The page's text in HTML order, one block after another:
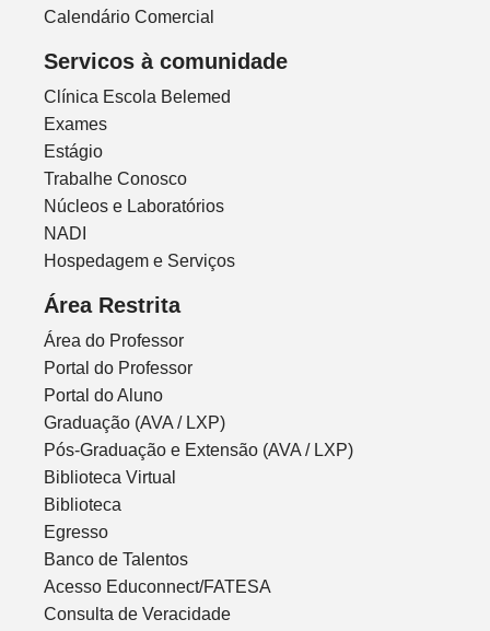
Calendário Comercial
Servicos à comunidade
Clínica Escola Belemed
Exames
Estágio
Trabalhe Conosco
Núcleos e Laboratórios
NADI
Hospedagem e Serviços
Área Restrita
Área do Professor
Portal do Professor
Portal do Aluno
Graduação (AVA / LXP)
Pós-Graduação e Extensão (AVA / LXP)
Biblioteca Virtual
Biblioteca
Egresso
Banco de Talentos
Acesso Educonnect/FATESA
Consulta de Veracidade